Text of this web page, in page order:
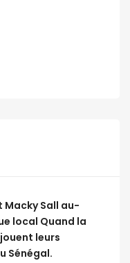
Macky Sall au-
local Quand la
leurs
Sénégal.